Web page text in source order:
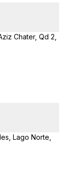
Chater, Qd 2,
Lago Norte,